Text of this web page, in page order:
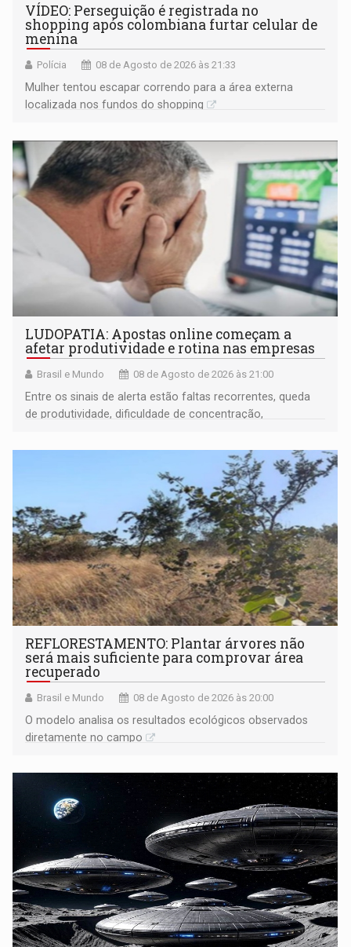
VÍDEO: Perseguição é registrada no
shopping após colombiana furtar celular de
menina
Polícia 08 de Agosto de 2026 às 21:33
Mulher tentou escapar correndo para a área externa
localizada nos fundos do shopping
LUDOPATIA: Apostas online começam a
afetar produtividade e rotina nas empresas
Brasil e Mundo 08 de Agosto de 2026 às 21:00
Entre os sinais de alerta estão faltas recorrentes, queda
de produtividade, dificuldade de concentração,
REFLORESTAMENTO: Plantar árvores não
será mais suficiente para comprovar área
recuperado
Brasil e Mundo 08 de Agosto de 2026 às 20:00
O modelo analisa os resultados ecológicos observados
diretamente no campo